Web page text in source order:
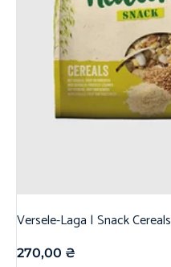
Versele-Laga | Snack Cereals
270,00 ₴